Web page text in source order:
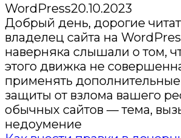
WordPress20.10.2023
Добрый день, дорогие
владелец сайта на
наверняка слышали о том,
этого движка не
применять
защиты от взлома вашего
обычных сайтов — тема,
недоумение